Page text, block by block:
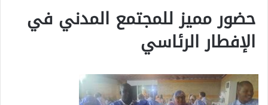
حضور مميز للمجتمع المدني في
الإفطار الرئاسي